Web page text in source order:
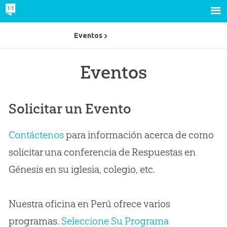
Eventos
Solicitar un Evento
Contáctenospara información acerca de como
solicitar una conferencia de Respuestas en
Génesis en su iglesia, colegio, etc.
Nuestra oficina en Perú ofrece varios
programas. Seleccione Su Programa
Eventos